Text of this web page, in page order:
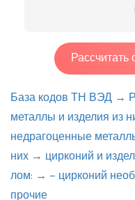
Рассчитать
База кодов ТН ВЭД →
металлы и изделия из
недрагоценные
них → цирконий и
лом: → – цирконий
прочие